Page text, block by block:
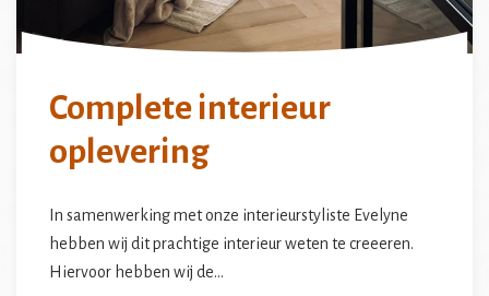
Complete interieur
oplevering
In samenwerking met onze interieurstyliste Evelyne
hebben wij dit prachtige interieur weten te creeeren.
Hiervoor hebben wij de…